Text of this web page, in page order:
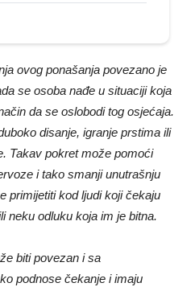
ovog ponašanja povezano je
se osoba nađe u situaciji koja
da se oslobodi tog osjećaja.
disanje, igranje prstima ili
Takav pokret može pomoći
i tako smanji unutrašnju
primijetiti kod ljudi koji čekaju
neku odluku koja im je bitna.
biti povezan i sa
podnose čekanje i imaju